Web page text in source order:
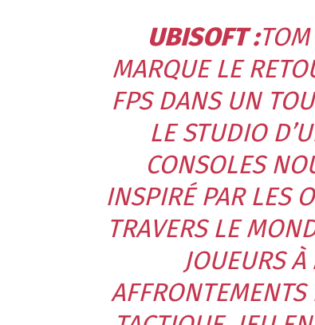
UBISOFT :TOM
MARQUE LE
FPS DANS UN
LE STUDIO
CONSOLES
INSPIRÉ PAR LES
TRAVERS LE
JOUEURS À
AFFRONTEMENTS